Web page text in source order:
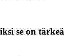
se on tärkeä